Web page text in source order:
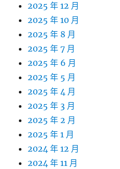
2025 年 12 月
2025 年 10 月
2025 年 8 月
2025 年 7 月
2025 年 6 月
2025 年 5 月
2025 年 4 月
2025 年 3 月
2025 年 2 月
2025 年 1 月
2024 年 12 月
2024 年 11 月